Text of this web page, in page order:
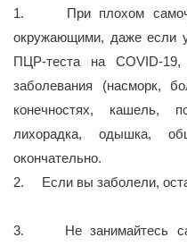
1. При плохом
окружающими, даже если
ПЦР-теста на COVID-
заболевания (насморк,
конечностях, кашель,
лихорадка, одышка,
окончательно.
2. Если вы заболели,
3. Не занимайтесь